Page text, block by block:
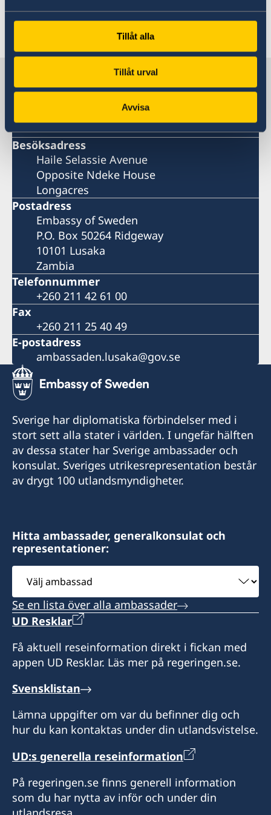
Tillåt alla
Tillåt urval
Avvisa
Senast uppdaterad 02 mars 2020, 10.04
Sverige i Zambia
Adressinfo
Besöksadress
Haile Selassie Avenue
Opposite Ndeke House
Longacres
Postadress
Embassy of Sweden
P.O. Box 50264 Ridgeway
10101 Lusaka
Zambia
Telefonnummer
+260 211 42 61 00
Fax
+260 211 25 40 49
E-postadress
ambassaden.lusaka@gov.se
Sverige har diplomatiska förbindelser med i
stort sett alla stater i världen. I ungefär hälften
av dessa stater har Sverige ambassader och
konsulat. Sveriges utrikesrepresentation består
av drygt 100 utlandsmyndigheter.
Hitta ambassader, generalkonsulat och
representationer:
Välj
ambassad
Se en lista över alla ambassader
UD Resklar
Få aktuell reseinformation direkt i fickan med
appen UD Resklar. Läs mer på regeringen.se.
Svensklistan
Lämna uppgifter om var du befinner dig och
hur du kan kontaktas under din utlandsvistelse.
UD:s generella reseinformation
På regeringen.se finns generell information
som du har nytta av inför och under din